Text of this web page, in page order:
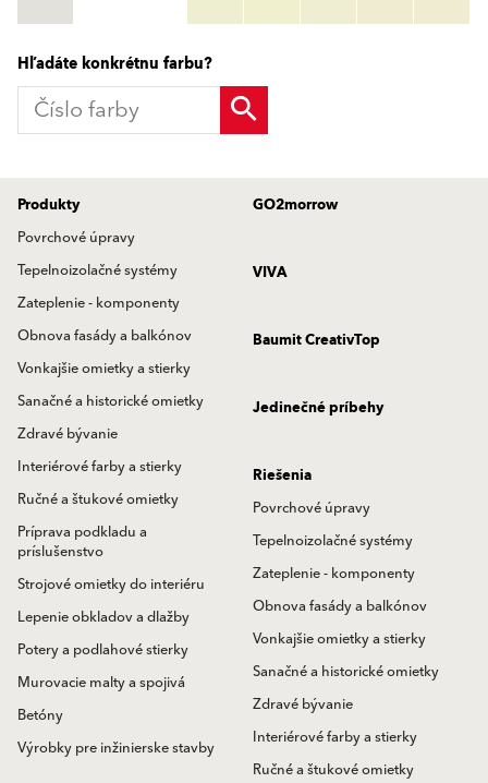
Zistiť viac
Hľadáte konkrétnu farbu?
Produkty
Povrchové úpravy
Tepelnoizolačné systémy
Zateplenie - komponenty
Obnova fasády a balkónov
Vonkajšie omietky a stierky
Sanačné a historické omietky
Zdravé bývanie
Interiérové farby a stierky
Ručné a štukové omietky
Príprava podkladu a
príslušenstvo
Strojové omietky do interiéru
Lepenie obkladov a dlažby
Potery a podlahové stierky
Murovacie malty a spojivá
Betóny
Výrobky pre inžinierske stavby
GO2morrow
VIVA
Baumit CreativTop
Jedinečné príbehy
Riešenia
Povrchové úpravy
Tepelnoizolačné systémy
Zateplenie - komponenty
Obnova fasády a balkónov
Vonkajšie omietky a stierky
Sanačné a historické omietky
Zdravé bývanie
Interiérové farby a stierky
Ručné a štukové omietky